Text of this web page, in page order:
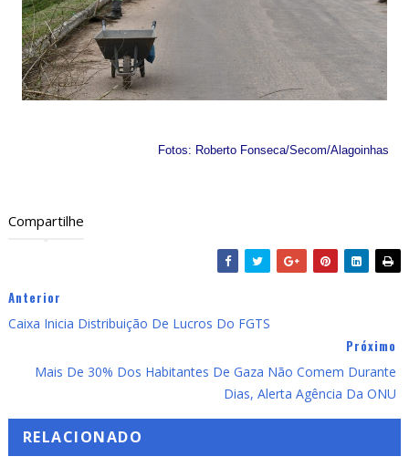
Fotos: Roberto Fonseca/Secom/Alagoinhas
Compartilhe
Anterior
Caixa Inicia Distribuição De Lucros Do FGTS
Próximo
Mais De 30% Dos Habitantes De Gaza Não Comem Durante
Dias, Alerta Agência Da ONU
RELACIONADO